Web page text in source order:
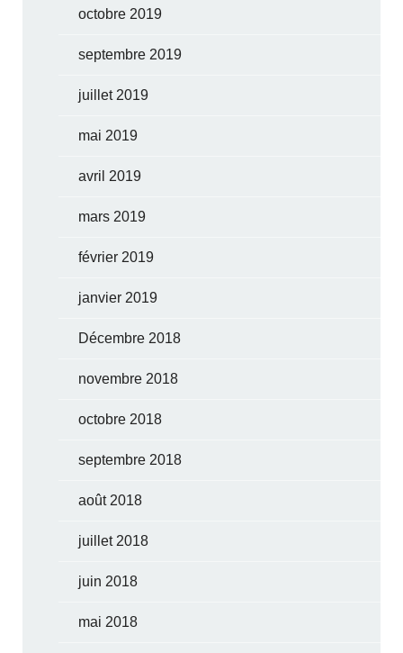
octobre 2019
septembre 2019
juillet 2019
mai 2019
avril 2019
mars 2019
février 2019
janvier 2019
Décembre 2018
novembre 2018
octobre 2018
septembre 2018
août 2018
juillet 2018
juin 2018
mai 2018